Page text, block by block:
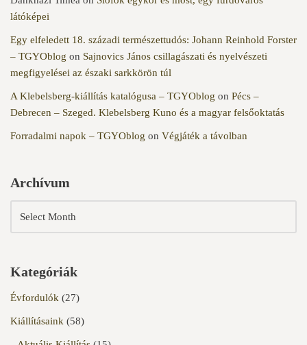
látóképei
Egy elfeledett 18. századi természettudós: Johann Reinhold Forster
– TGYOblog on Sajnovics János csillagászati és nyelvészeti
megfigyelései az északi sarkkörön túl
A Klebelsberg-kiállítás katalógusa – TGYOblog on Pécs –
Debrecen – Szeged. Klebelsberg Kuno és a magyar felsőoktatás
Forradalmi napok – TGYOblog on Végjáték a távolban
Archívum
Kategóriák
Évfordulók (27)
Kiállításaink (58)